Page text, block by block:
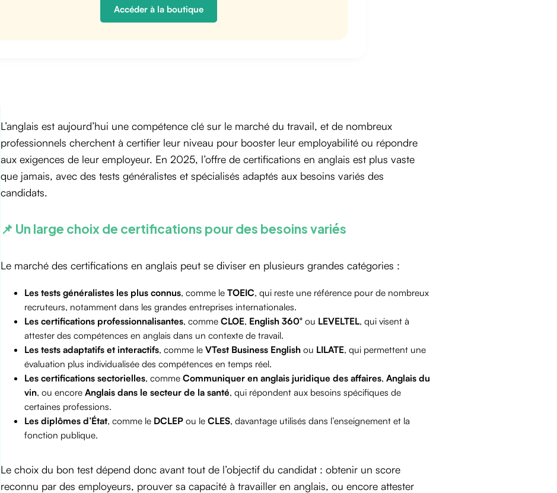
Accéder à la boutique
L’anglais est aujourd’hui une compétence clé sur le marché du travail, et de nombreux
professionnels cherchent à certifier leur niveau pour booster leur employabilité ou répondre
aux exigences de leur employeur. En 2025, l’offre de certifications en anglais est plus vaste
que jamais, avec des tests généralistes et spécialisés adaptés aux besoins variés des
candidats.
📌 Un large choix de certifications pour des besoins variés
Le marché des certifications en anglais peut se diviser en plusieurs grandes catégories :
Les tests généralistes les plus connus, comme le TOEIC, qui reste une référence pour de nombreux
recruteurs, notamment dans les grandes entreprises internationales.
Les certifications professionnalisantes, comme CLOE, English 360°ou LEVELTEL, qui visent à
attester des compétences en anglais dans un contexte de travail.
Les tests adaptatifs et interactifs, comme le VTest Business Englishou LILATE, qui permettent une
évaluation plus individualisée des compétences en temps réel.
Les certifications sectorielles, comme Communiquer en anglais juridique des affaires, Anglais du
vin, ou encore Anglais dans le secteur de la santé, qui répondent aux besoins spécifiques de
certaines professions.
Les diplômes d’État, comme le DCLEPou le CLES, davantage utilisés dans l’enseignement et la
fonction publique.
Le choix du bon test dépend donc avant tout de l’objectif du candidat : obtenir un score
reconnu par des employeurs, prouver sa capacité à travailler en anglais, ou encore attester